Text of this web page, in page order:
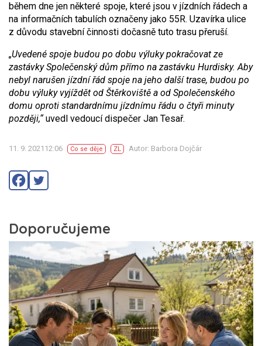
během dne jen některé spoje, které jsou v jízdních řádech a
na informačních tabulích označeny jako 55R. Uzavírka ulice
z důvodu stavební činnosti dočasně tuto trasu přeruší.
„Uvedené spoje budou po dobu výluky pokračovat ze
zastávky Společenský dům přímo na zastávku Hurdisky. Aby
nebyl narušen jízdní řád spoje na jeho další trase, budou po
dobu výluky vyjíždět od Štěrkoviště a od Společenského
domu oproti standardnímu jízdnímu řádu o čtyři minuty
později,“uvedl vedoucí dispečer Jan Tesař.
11. 9. 202112:06 Co se děje ZL Autor: Barbora Dojčár